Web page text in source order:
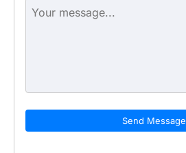
Send Message